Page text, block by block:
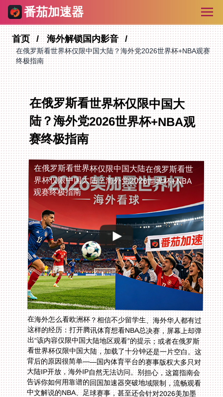
番茄加速器
首页 海外解锁国内影音
在俄罗斯看世界杯仅限中国大陆？海外党2026世界杯+NBA观赛
终极指南
在俄罗斯看世界杯仅限中国大
陆？海外党2026世界杯+NBA观
赛终极指南
在俄罗斯看世界杯仅限中国大陆在俄罗斯看世
界杯仅限中国大陆？海外党2026世界杯+NBA
观赛终极指南
在海外怎么看欧洲杯？相信不少留学生、海外华人都有过
这样的经历：打开腾讯体育想看NBA总决赛，屏幕上却弹
出“该内容仅限中国大陆地区观看”的提示；或者在俄罗斯
看世界杯仅限中国大陆，加载了十分钟还是一片空白。这
背后的原因很简单——国内体育平台的赛事版权大多只对
大陆IP开放，海外IP自然无法访问。别担心，这篇指南会
告诉你如何用靠谱的回国加速器突破地域限制，流畅观看
中文解说的NBA、足球赛事，甚至还会针对2026美加墨
世界杯给出具体的使用场景，让你在海外也能和国内球迷